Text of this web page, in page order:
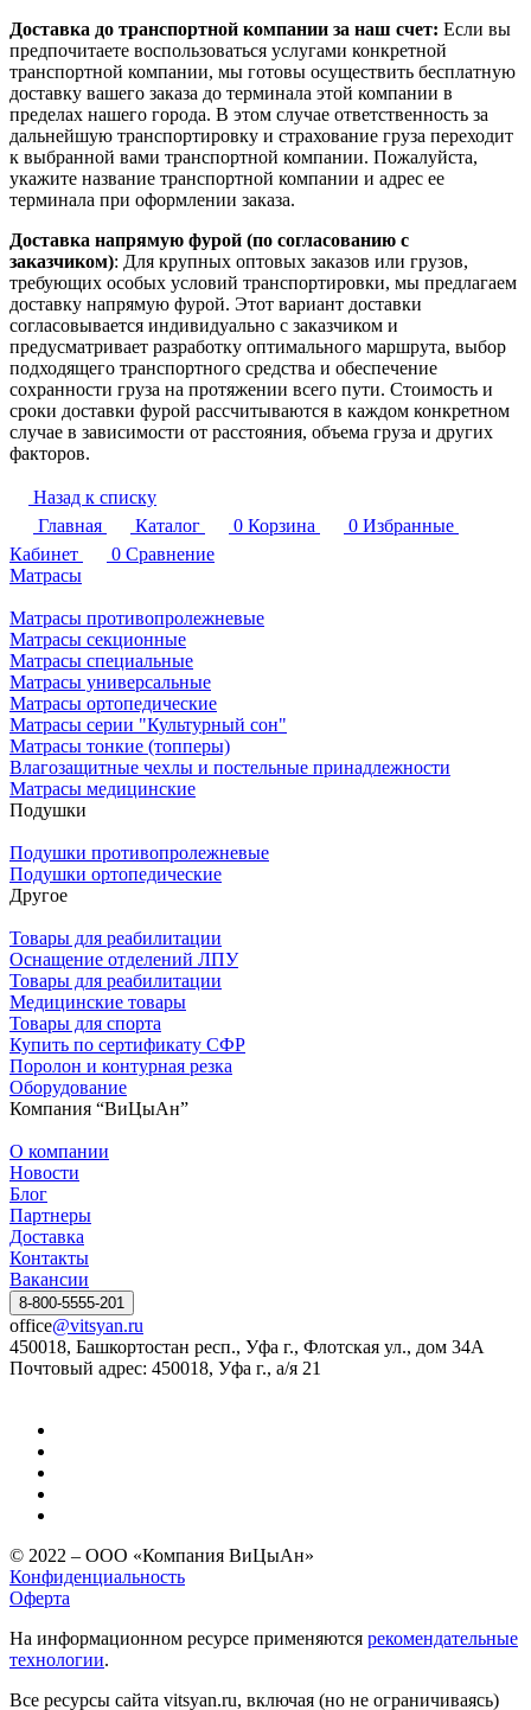
Доставка до транспортной компании за наш счет: Если вы
предпочитаете воспользоваться услугами конкретной
транспортной компании, мы готовы осуществить бесплатную
доставку вашего заказа до терминала этой компании в
пределах нашего города. В этом случае ответственность за
дальнейшую транспортировку и страхование груза переходит
к выбранной вами транспортной компании. Пожалуйста,
укажите название транспортной компании и адрес ее
терминала при оформлении заказа.
Доставка напрямую фурой (по согласованию с
заказчиком): Для крупных оптовых заказов или грузов,
требующих особых условий транспортировки, мы предлагаем
доставку напрямую фурой. Этот вариант доставки
согласовывается индивидуально с заказчиком и
предусматривает разработку оптимального маршрута, выбор
подходящего транспортного средства и обеспечение
сохранности груза на протяжении всего пути. Стоимость и
сроки доставки фурой рассчитываются в каждом конкретном
случае в зависимости от расстояния, объема груза и других
факторов.
Назад к списку
Главная
Каталог 0 Корзина 0 Избранные
Кабинет
0 Сравнение
Матрасы
Матрасы противопролежневые
Матрасы секционные
Матрасы специальные
Матрасы универсальные
Матрасы ортопедические
Матрасы серии "Культурный сон"
Матрасы тонкие (топперы)
Влагозащитные чехлы и постельные принадлежности
Матрасы медицинские
Подушки
Подушки противопролежневые
Подушки ортопедические
Другое
Товары для реабилитации
Оснащение отделений ЛПУ
Товары для реабилитации
Медицинские товары
Товары для спорта
Купить по сертификату СФР
Поролон и контурная резка
Оборудование
Компания “ВиЦыАн”
О компании
Новости
Блог
Партнеры
Доставка
Контакты
Вакансии
8-800-5555-201
office@vitsyan.ru
450018, Башкортостан респ., Уфа г., Флотская ул., дом 34А
Почтовый адрес: 450018, Уфа г., а/я 21
© 2022 – ООО «Компания ВиЦыАн»
Конфиденциальность
Оферта
На информационном ресурсе применяются рекомендательные
технологии.
Все ресурсы сайта vitsyan.ru, включая (но не ограничиваясь)